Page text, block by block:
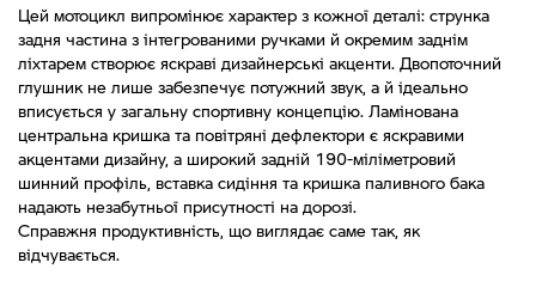
Цей мотоцикл випромінює характер з кожної деталі: струнка
задня частина з інтегрованими ручками й окремим заднім
ліхтарем створює яскраві дизайнерські акценти. Двопоточний
глушник не лише забезпечує потужний звук, а й ідеально
вписується у загальну спортивну концепцію. Ламінована
центральна кришка та повітряні дефлектори є яскравими
акцентами дизайну, а широкий задній 190-міліметровий
шинний профіль, вставка сидіння та кришка паливного бака
надають незабутньої присутності на дорозі.
Справжня продуктивність, що виглядає саме так, як
відчувається.